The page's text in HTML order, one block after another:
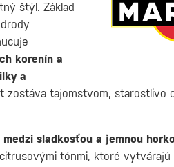
štýl. Základ
korenín a
a
zostáva tajomstvom, starostlivo
medzi sladkosťou a jemnou
tónmi, ktoré vytvárajú